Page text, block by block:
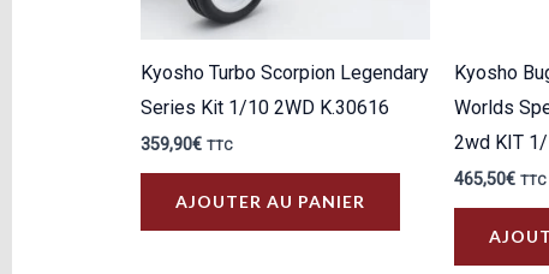
Kyosho Turbo Scorpion Legendary
Series Kit 1/10 2WD K.30616
359,90€ TTC
AJOUTER AU PANIER
Kyosho
Worlds
2wd KIT
465,50€ TTC